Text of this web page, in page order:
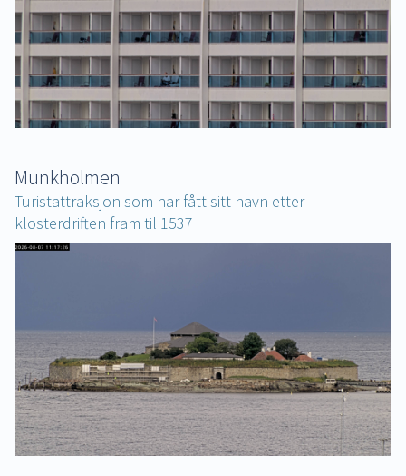
Munkholmen
Turistattraksjon som har fått sitt navn etter
klosterdriften fram til 1537